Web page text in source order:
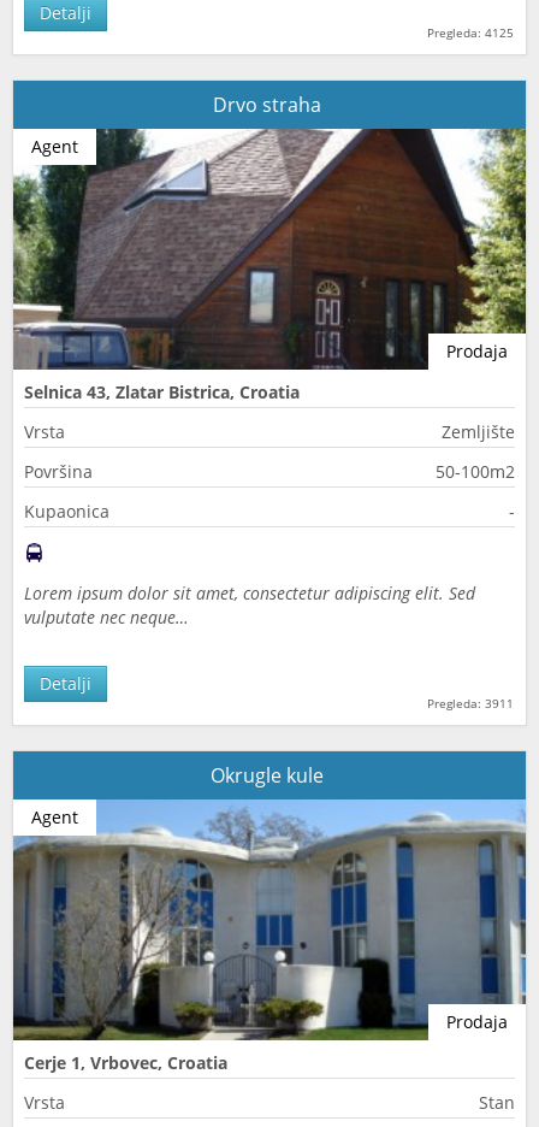
Pregleda: 4125
Detalji
Drvo straha
Prodaja
Agent
Selnica 43, Zlatar Bistrica, Croatia
Vrsta
Zemljište
Površina
50-100m2
Kupaonica
-
Lorem ipsum dolor sit amet, consectetur adipiscing elit. Sed
vulputate nec neque…
Pregleda: 3911
Detalji
Okrugle kule
Prodaja
Agent
Cerje 1, Vrbovec, Croatia
Vrsta
Stan